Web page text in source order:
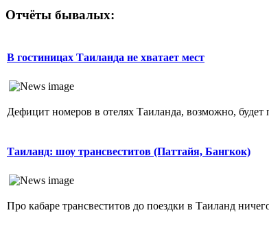
Отчёты бывалых:
В гостиницах Таиланда не хватает мест
Дефицит номеров в отелях Таиланда, возможно, будет
Таиланд: шоу трансвеститов (Паттайя, Бангкок)
Про кабаре трансвеститов до поездки в Таиланд